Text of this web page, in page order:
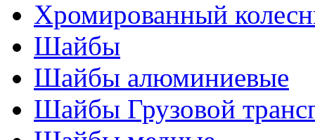
Хромированный
Шайбы
Шайбы алюминиевые
Шайбы Грузовой